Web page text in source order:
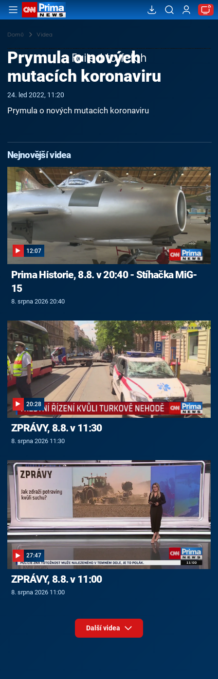
Domů Videa
Failed to fetch
Prymula o nových
mutacích koronaviru
24. led 2022, 11:20
Prymula o nových mutacích koronaviru
Nejnovější videa
12:07
Prima Historie, 8.8. v 20:40 - Stíhačka MiG-
15
8. srpna 2026 20:40
20:28
ZPRÁVY, 8.8. v 11:30
8. srpna 2026 11:30
27:47
ZPRÁVY, 8.8. v 11:00
8. srpna 2026 11:00
Další videa